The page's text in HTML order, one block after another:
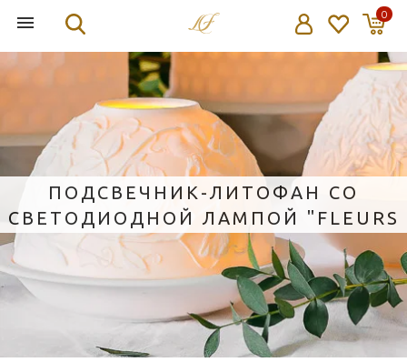
0
ПОДСВЕЧНИК-ЛИТОФАН СО
СВЕТОДИОДНОЙ ЛАМПОЙ "FLEURS
DE TULIPIER" 11,3СМ